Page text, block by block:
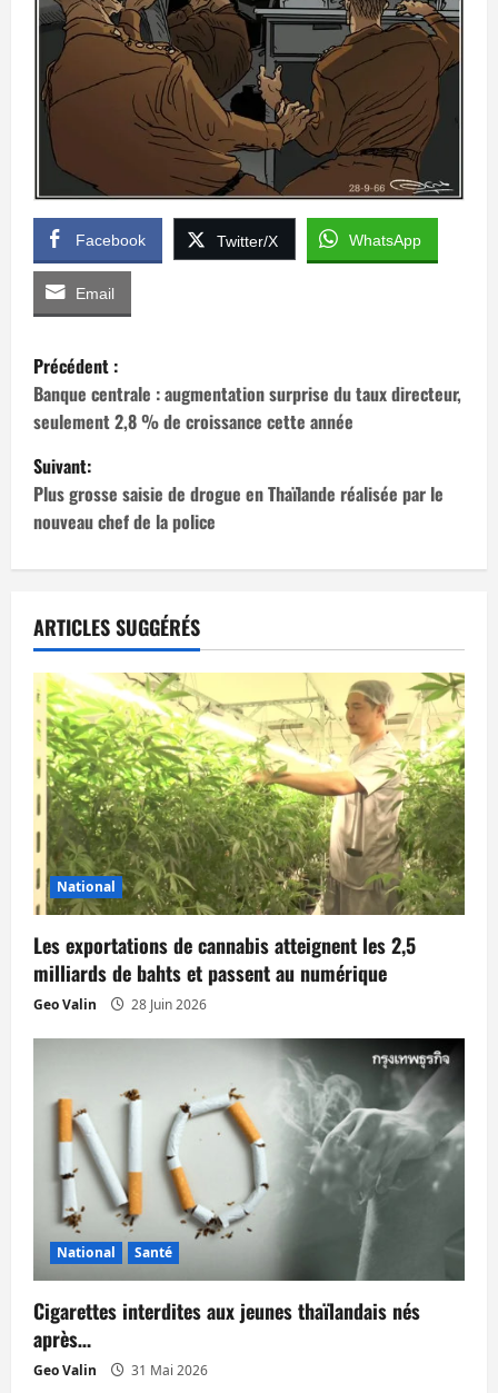
Facebook Twitter/X WhatsApp
Email
N
a
v
i
g
t
i
o
n
d
’
a
r
t
Précédent :
Banque centrale : augmentation surprise du taux directeur,
seulement 2,8 % de croissance cette année
Suivant:
Plus grosse saisie de drogue en Thaïlande réalisée par le
nouveau chef de la police
ARTICLES SUGGÉRÉS
National
Les exportations de cannabis atteignent les 2,5
milliards de bahts et passent au numérique
Geo Valin 28 Juin 2026
National Santé
Cigarettes interdites aux jeunes thaïlandais nés
après…
Geo Valin 31 Mai 2026